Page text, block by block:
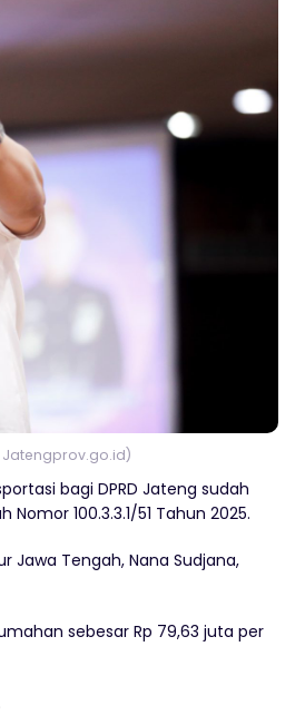
Jatengprov.go.id)
bagi DPRD Jateng sudah
100.3.3.1/51 Tahun 2025.
Jawa Tengah, Nana Sudjana,
sebesar Rp 79,63 juta per